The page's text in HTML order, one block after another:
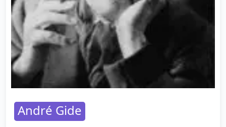
André Gide